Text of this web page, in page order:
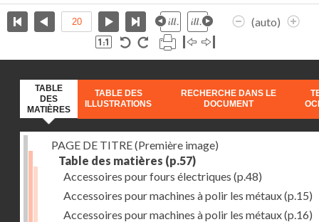
(auto)
TABLE
DES
MATIÈRES
TABLE DES
ILLUSTRATIONS
RECHERCHE DANS LE
DOCUMENT
PAGE DE TITRE (Première image)
Table des matières (p.57)
Accessoires pour fours électriques (p.48)
Accessoires pour machines à polir les métaux(p.15)
Accessoires pour machines à polir les métaux(p.16)